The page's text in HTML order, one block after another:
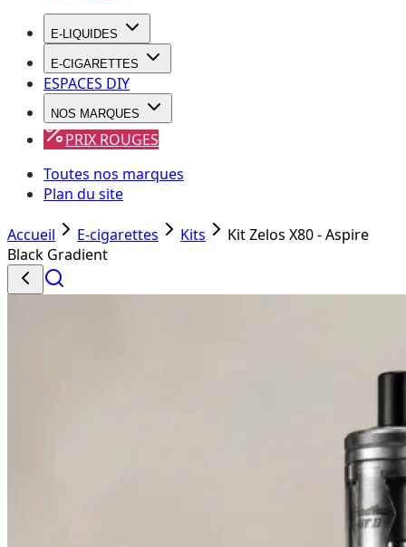
E-LIQUIDES
E-CIGARETTES
ESPACES DIY
NOS MARQUES
PRIX ROUGES
Toutes nos marques
Plan du site
Accueil E-cigarettes Kits
Kit Zelos X80 - Aspire
Black Gradient